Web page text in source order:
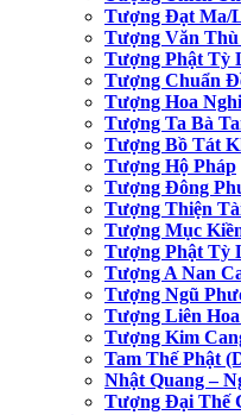
Tượng Đạt Ma/
Tượng Văn Thù
Tượng Phật Tỳ
Tượng Chuẩn
Tượng Hoa
Tượng Ta Bà
Tượng Bồ Tát
Tượng Hộ Pháp
Tượng Đông
Tượng Thiện
Tượng Mục
Tượng Phật Tỳ
Tượng A Nan
Tượng Ngũ
Tượng Liên
Tượng Kim
Tam Thế Phật
Nhật Quang –
Tượng Đại Thế